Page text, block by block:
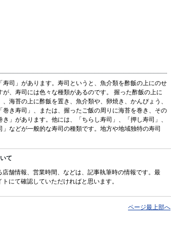
寿司」があります。寿司というと、魚介類を酢飯の上にのせ
、寿司には色々な種類があるのです。 握った酢飯の上に
海苔の上に酢飯を置き、魚介類や、卵焼き、かんぴょう、
巻き寿司」、または、握ったご飯の周りに海苔を巻き、その
」があります。他には、「ちらし寿司」、「押し寿司」、
」などが一般的な寿司の種類です。地方や地域独特の寿司
て
店舗情報、営業時間、などは、記事執筆時の情報です。最
にて確認していただければと思います。
ページ最上部へ